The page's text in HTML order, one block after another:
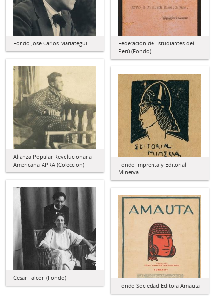
Fondo José Carlos Mariátegui
Federación de Estudiantes del
Perú (Fondo)
Alianza Popular Revolucionaria
Americana-APRA (Colección)
Fondo Imprenta y Editorial
Minerva
César Falcón (Fondo)
Fondo Sociedad Editora Amauta